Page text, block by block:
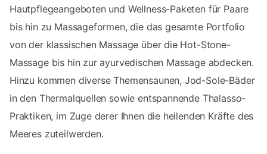
Hautpflegeangeboten und Wellness-Paketen für Paare
bis hin zu Massageformen, die das gesamte Portfolio
von der klassischen Massage über die Hot-Stone-
Massage bis hin zur ayurvedischen Massage abdecken.
Hinzu kommen diverse Themensaunen, Jod-Sole-Bäder
in den Thermalquellen sowie entspannende Thalasso-
Praktiken, im Zuge derer Ihnen die heilenden Kräfte des
Meeres zuteilwerden.